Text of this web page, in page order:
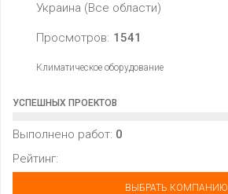
Украина (Все области)
Просмотров: 1541
Климатическое оборудование
УСПЕШНЫХ ПРОЕКТОВ
Выполнено работ: 0
Рейтинг:
ВЫБРАТЬ КОМПАНИЮ